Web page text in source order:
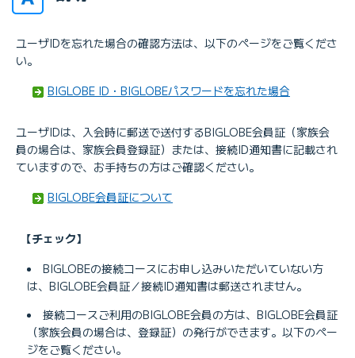
ユーザIDを忘れた場合の確認方法は、以下のページをご覧くださ
い。
BIGLOBE ID・BIGLOBEパスワードを忘れた場合
ユーザIDは、入会時に郵送で送付するBIGLOBE会員証（家族会
員の場合は、家族会員登録証）または、接続ID通知書に記載され
ていますので、お手持ちの方はご確認ください。
BIGLOBE会員証について
【チェック】
BIGLOBEの接続コースにお申し込みいただいていない方
は、BIGLOBE会員証／接続ID通知書は郵送されません。
接続コースご利用のBIGLOBE会員の方は、BIGLOBE会員証
（家族会員の場合は、登録証）の発行ができます。以下のペー
ジをご覧ください。